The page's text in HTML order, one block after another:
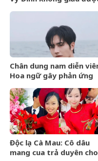
Chân dung nam diễn
Hoa ngữ gây phản ứng
Độc lạ Cà Mau: Cô dâu
mang cua trả duyên cho